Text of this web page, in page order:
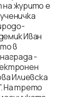
журито е
Иван
в
-
Илиевска
На трето